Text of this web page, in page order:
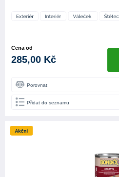
Cena od
285,00 Kč
Porovnat
Přidat do seznamu